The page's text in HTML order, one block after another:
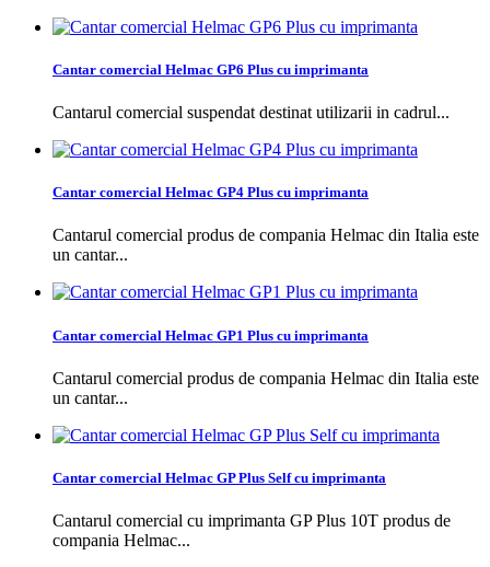
Cantar comercial Helmac GP6 Plus cu imprimanta
Cantarul comercial suspendat destinat utilizarii in cadrul...
Cantar comercial Helmac GP4 Plus cu imprimanta
Cantarul comercial produs de compania Helmac din Italia este
un cantar...
Cantar comercial Helmac GP1 Plus cu imprimanta
Cantarul comercial produs de compania Helmac din Italia este
un cantar...
Cantar comercial Helmac GP Plus Self cu imprimanta
Cantarul comercial cu imprimanta GP Plus 10T produs de
compania Helmac...